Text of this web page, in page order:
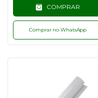
COMPRAR
Comprar no WhatsApp